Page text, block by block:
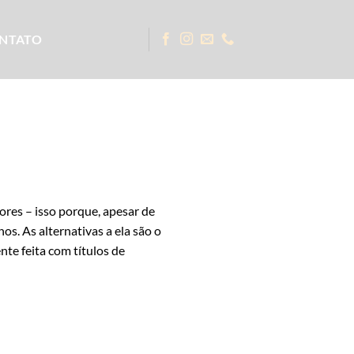
– isso porque, apesar de
As alternativas a ela são o
feita com títulos de